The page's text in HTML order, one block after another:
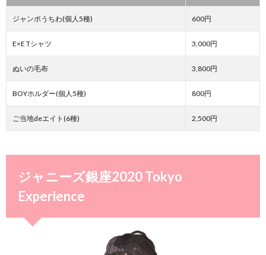
ジャンボうちわ(個人5種) 600円
E×E Tシャツ 3,000円
ぬいの毛布 3,800円
BOYホルダー(個人5種) 800円
ご当地deエイト(6種) 2,500円
ジャニーズ銀座2020 Tokyo
Experience